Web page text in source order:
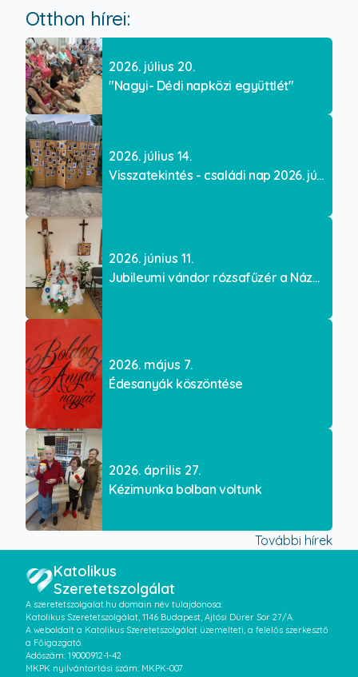
Otthon hírei:
2026. július 20.
"Nagyi- Dédi napközi együttlét"
2026. július 14.
Visszatekintés - családi nap 2026. június 06.
2026. június 11.
Jubileumi vándor rózsafűzér a Názáret Otthonban
2026. május 7.
Édesanyák köszöntése
2026. április 27.
Kézimunka bolban voltunk
További hírek
Katolikus
Szeretetszolgálat
A szeretetszolgalat.hu domain név tulajdonosa:
Katolikus Szeretetszolgálat, 1146 Budapest, Ajtósi Dürer Sor 27/A.
A weboldalt a Katolikus Szeretetszolgálat üzemelteti, a felelős szerkesztő
a Főigazgató.
Adószám: 19000912-1-42
MKPK nyilvántartási szám: MKPK-007